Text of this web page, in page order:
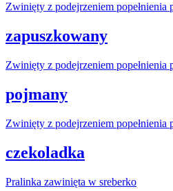
Zwinięty z podejrzeniem popełnienia
zapuszkowany
Zwinięty z podejrzeniem popełnienia
pojmany
Zwinięty z podejrzeniem popełnienia
czekoladka
Pralinka zawinięta w sreberko